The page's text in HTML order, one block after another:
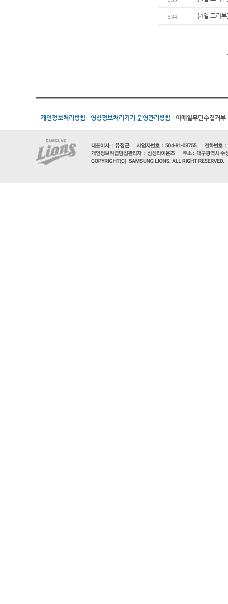
534 [4일 프리
개인정보처리방침 영상정보처리기기 운영관리방침 이메일무단수집거부